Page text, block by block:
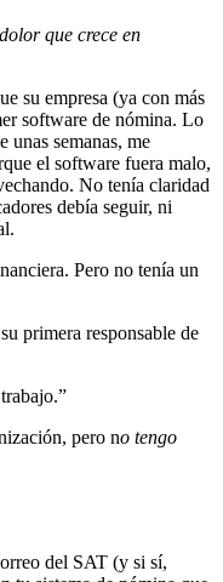
que crece en
su empresa (ya con más
software de nómina. Lo
unas semanas, me
el software fuera malo,
No tenía claridad
debía seguir, ni
Pero no tenía un
primera responsable de
pero no tengo
del SAT (y si sí,